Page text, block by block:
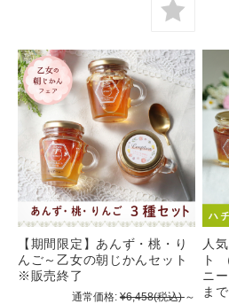
【期間限定】あんず・桃・り
んご～乙女の朝じかんセット
※販売終了
通常価格: ¥6,458(税込) ～
人
ト
ニ
ま